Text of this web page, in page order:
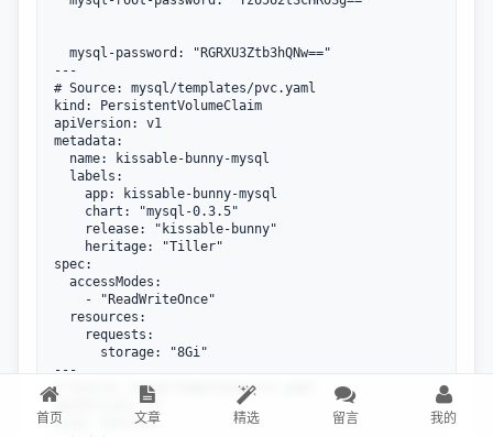
首页 文章 精选 留言 我的
---
# Source: mysql/templates/pvc.yaml
kind: PersistentVolumeClaim
apiVersion: v1
metadata:
spec:
---
# Source: mysql/templates/svc.yaml
apiVersion: v1
kind: Service